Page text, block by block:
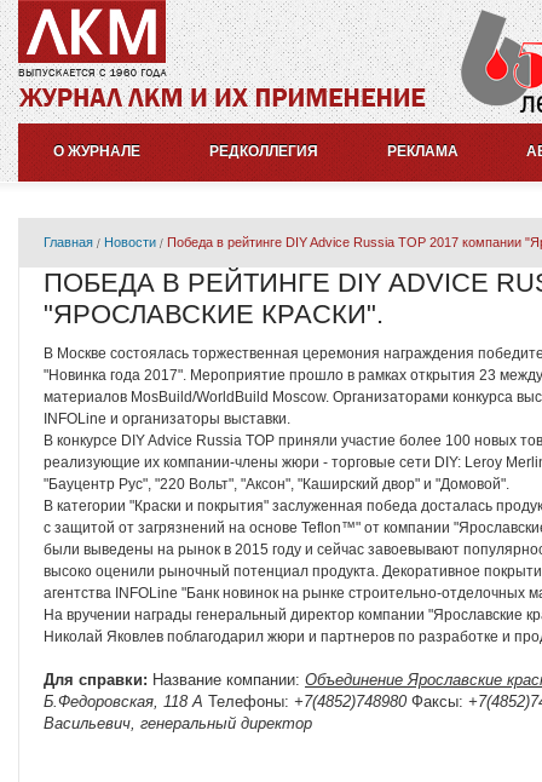
О ЖУРНАЛЕ РЕДКОЛЛЕГИЯ РЕКЛАМА
Главная Новости Победа в рейтинге DIY Advice Russia TOP 2017 компании
ПОБЕДА В РЕЙТИНГЕ DIY ADVICE
"ЯРОСЛАВСКИЕ КРАСКИ".
В Москве состоялась торжественная церемония награждения
"Новинка года 2017". Мероприятие прошло в рамках открытия 23
материалов MosBuild/WorldBuild Moscow. Организаторами конкурса
INFOLine и организаторы выставки.
В конкурсе DIY Advice Russia TOP приняли участие более 100 новых
реализующие их компании-члены жюри - торговые сети DIY: Leroy
"Бауцентр Рус", "220 Вольт", "Аксон", "Каширский двор" и "Домовой".
В категории "Краски и покрытия" заслуженная победа досталась
с защитой от загрязнений на основе Teflon™" от компании
были выведены на рынок в 2015 году и сейчас завоевывают
высоко оценили рыночный потенциал продукта. Декоративное
агентства INFOLine "Банк новинок на рынке строительно-отделочных
На вручении награды генеральный директор компании "Ярославские
Николай Яковлев поблагодарил жюри и партнеров по разработке и
Для справки: Название компании: Объединение Ярославские
Б.Федоровская, 118 А Телефоны: +7(4852)748980 Факсы:
Васильевич, генеральный директор